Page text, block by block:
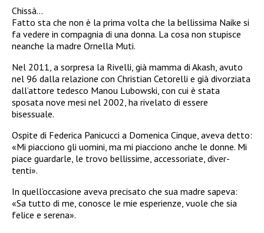
Chissà…
Fatto sta che non è la prima volta che la bellissima Naike si
fa vedere in compagnia di una donna. La cosa non stupisce
neanche la madre Ornella Muti.
Nel 2011, a sorpresa la Rivelli, già mamma di Akash, avuto
nel 96 dalla relazione con Christian Cetorelli e già divorziata
dall’attore tedesco Manou Lubowski, con cui è stata
sposata nove mesi nel 2002, ha rivelato di essere
bisessuale.
Ospite di Federica Panicucci a Domenica Cinque, aveva detto:
«Mi piacciono gli uomini, ma mi piacciono anche le donne. Mi
piace guardarle, le trovo bellissime, accessoriate, diver-
tenti».
In quell’occasione aveva precisato che sua madre sapeva:
«Sa tutto di me, conosce le mie esperienze, vuole che sia
felice e serena».